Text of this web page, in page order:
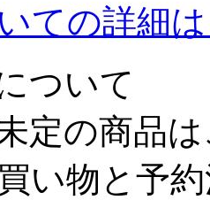
ての詳細
ついて
定の商品
い物と予